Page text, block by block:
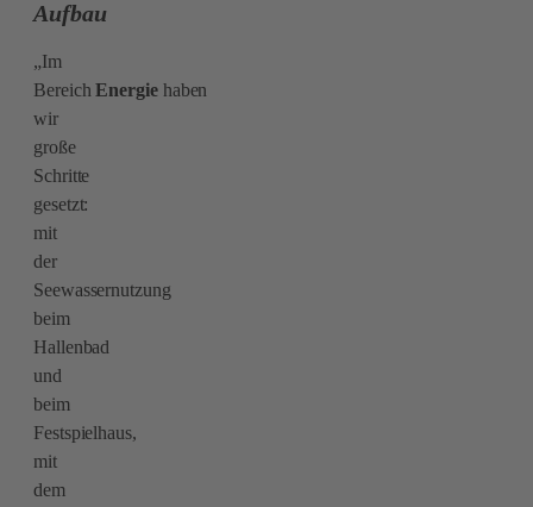
Aufbau
„Im
BereichEnergiehaben
wir
große
Schritte
gesetzt:
mit
der
Seewassernutzung
beim
Hallenbad
und
beim
Festspielhaus,
mit
dem